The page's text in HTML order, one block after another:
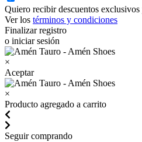
Quiero recibir descuentos
Ver los términos y condiciones
Finalizar registro
o iniciar sesión
×
Aceptar
×
Producto agregado a carrito
Seguir comprando